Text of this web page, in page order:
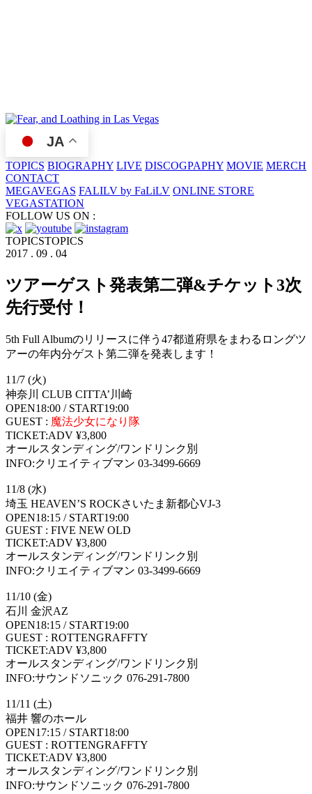
JA
TOPICS BIOGRAPHY LIVE DISCOGPAPHY MOVIE MERCH
CONTACT
MEGAVEGAS FALILV by FaLiLV ONLINE STORE
VEGASTATION
FOLLOW US ON :
TOPICSTOPICS
2017 . 09 . 04
ツアーゲスト発表第二弾&チケット3次
先行受付！
5th Full Albumのリリースに伴う47都道府県をまわるロングツ
アーの年内分ゲスト第二弾を発表します！
11/7 (火)
神奈川 CLUB CITTA’川崎
OPEN18:00 / START19:00
GUEST : 魔法少女になり隊
TICKET:ADV ¥3,800
オールスタンディング/ワンドリンク別
INFO:クリエイティブマン 03-3499-6669
11/8 (水)
埼玉 HEAVEN’S ROCKさいたま新都心VJ-3
OPEN18:15 / START19:00
GUEST : FIVE NEW OLD
TICKET:ADV ¥3,800
オールスタンディング/ワンドリンク別
INFO:クリエイティブマン 03-3499-6669
11/10 (金)
石川 金沢AZ
OPEN18:15 / START19:00
GUEST : ROTTENGRAFFTY
TICKET:ADV ¥3,800
オールスタンディング/ワンドリンク別
INFO:サウンドソニック 076-291-7800
11/11 (土)
福井 響のホール
OPEN17:15 / START18:00
GUEST : ROTTENGRAFFTY
TICKET:ADV ¥3,800
オールスタンディング/ワンドリンク別
INFO:サウンドソニック 076-291-7800